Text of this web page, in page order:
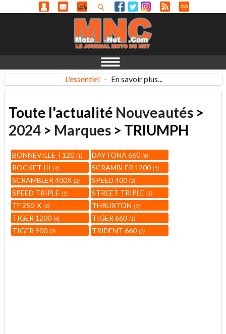
L'essentiel - En savoir plus...
Toute l'actualité Nouveautés >
2024 > Marques > TRIUMPH
BONNEVILLE T120 1 DAYTONA 660 6
ROCKET III 4 SCRAMBLER 1200 1
SCRAMBLER 400X 2 SPEED 400 2
SPEED TRIPLE 1 STREET TRIPLE 1
TF 250-X 1 THRUXTON 1
TIGER 1200 4 TIGER 660 1
TIGER 900 2 TRIDENT 660 2